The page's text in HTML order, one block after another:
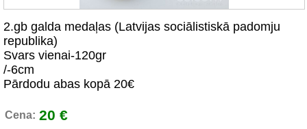
2.gb galda medaļas (Latvijas sociālistiskā padomju
republika)
Svars vienai-120gr
/-6cm
Pārdodu abas kopā 20€
Cena: 20 €